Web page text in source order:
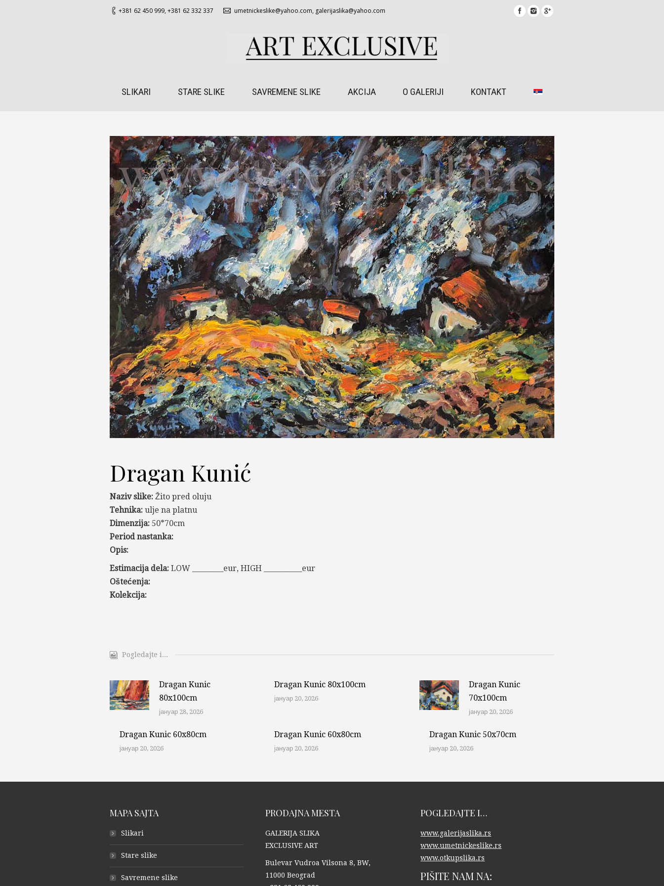
+381 62 450 999,+381 62 332 337 umetnickeslike@yahoo.com, galerijaslika@yahoo.com
SLIKARI STARE SLIKE SAVREMENE SLIKE AKCIJA O GALERIJI KONTAKT
Dragan Kunić
Naziv slike: Žito pred oluju
Tehnika: ulje na platnu
Dimenzija: 50*70cm
Period nastanka:
Opis:
Estimacija dela: LOW _________eur, HIGH ___________eur
Oštećenja:
Kolekcija:
Pogledajte i...
Dragan Kunic
80x100cm
јануар 28, 2026
Dragan Kunic 80x100cm
јануар 20, 2026
Dragan Kunic
70x100cm
јануар 20, 2026
Dragan Kunic 60x80cm
јануар 20, 2026
Dragan Kunic 60x80cm
јануар 20, 2026
Dragan Kunic 50x70cm
јануар 20, 2026
MAPA SAJTA
Slikari
Stare slike
Savremene slike
PRODAJNA MESTA
GALERIJA SLIKA
EXCLUSIVE ART
Bulevar Vudroa Vilsona 8, BW,
11000 Beograd
POGLEDAJTE I…
www.galerijaslika.rs
www.umetnickeslike.rs
www.otkupslika.rs
PIŠITE NAM NA: